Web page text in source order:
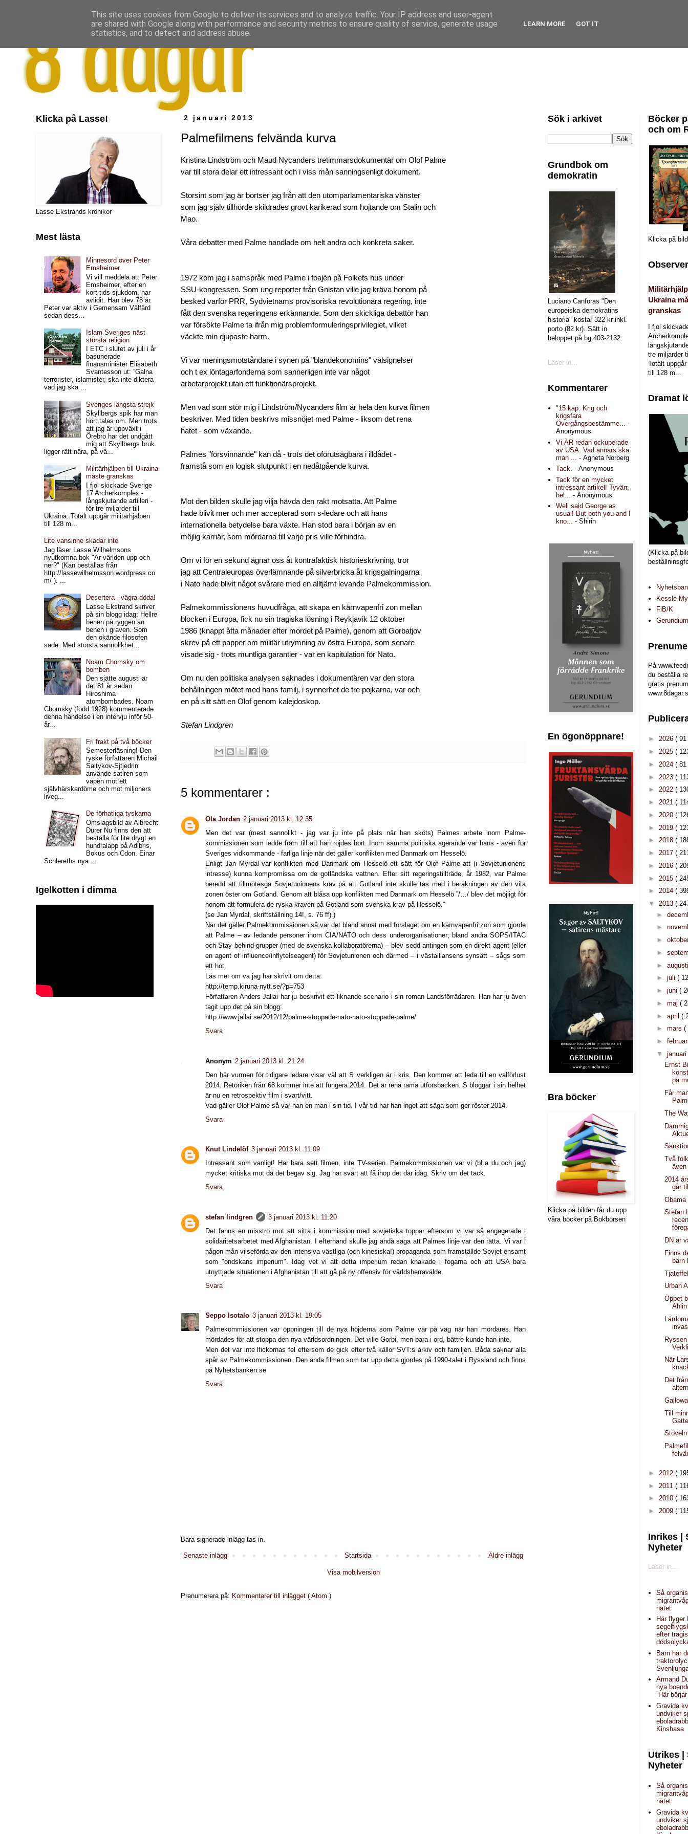
2 januari 2013
Palmefilmens felvända kurva
Kristina Lindström och Maud Nycanders tretimmarsdokumentär om Olof Palme
var till stora delar ett intressant och i viss mån sanningsenligt dokument.
Storsint som jag är bortser jag från att den utomparlamentariska vänster
som jag själv tillhörde skildrades grovt karikerad som hojtande om Stalin och
Mao.
Våra debatter med Palme handlade om helt andra och konkreta saker.
1972 kom jag i samspråk med Palme i foajén på Folkets hus under
SSU-kongressen. Som ung reporter från Gnistan ville jag kräva honom på
besked varför PRR, Sydvietnams provisoriska revolutionära regering, inte
fått den svenska regeringens erkännande. Som den skickliga debattör han
var försökte Palme ta ifrån mig problemformuleringsprivilegiet, vilket
väckte min djupaste harm.
Vi var meningsmotståndare i synen på "blandekonomins" välsignelser
och t ex löntagarfonderna som sannerligen inte var något
arbetarprojekt utan ett funktionärsprojekt.
Men vad som stör mig i Lindström/Nycanders film är hela den kurva filmen
beskriver. Med tiden beskrivs missnöjet med Palme - liksom det rena
hatet - som växande.
Palmes "försvinnande" kan då - trots det oförutsägbara i illdådet -
framstå som en logisk slutpunkt i en nedåtgående kurva.
Mot den bilden skulle jag vilja hävda den rakt motsatta. Att Palme
hade blivit mer och mer accepterad som s-ledare och att hans
internationella betydelse bara växte. Han stod bara i början av en
möjlig karriär, som mördarna till varje pris ville förhindra.
Om vi för en sekund ägnar oss åt kontrafaktisk historieskrivning, tror
jag att Centraleuropas överlämnande på silverbricka åt krigsgalningarna
i Nato hade blivit något svårare med en alltjämt levande Palmekommission.
Palmekommissionens huvudfråga, att skapa en kärnvapenfri zon mellan
blocken i Europa, fick nu sin tragiska lösning i Reykjavik 12 oktober
1986 (knappt åtta månader efter mordet på Palme), genom att Gorbatjov
skrev på ett papper om militär utrymning av östra Europa, som senare
visade sig - trots muntliga garantier - var en kapitulation för Nato.
Om nu den politiska analysen saknades i dokumentären var den stora
behållningen mötet med hans familj, i synnerhet de tre pojkarna, var och
en på sitt sätt en Olof genom kalejdoskop.
Stefan Lindgren
5 kommentarer :
Ola Jordan 2 januari 2013 kl. 12:35
Men det var (mest sannolikt - jag var ju inte på plats när han sköts) Palmes arbete inom Palme-
kommissionen som ledde fram till att han röjdes bort. Inom samma politiska agerande var hans - även för
Sveriges vidkommande - farliga linje när det gäller konflikten med Danmark om Hesselö.
Enligt Jan Myrdal var konflikten med Danmark om Hesselö ett sätt för Olof Palme att (i Sovjetunionens
intresse) kunna kompromissa om de gotländska vattnen. Efter sitt regeringstillträde, år 1982, var Palme
beredd att tillmötesgå Sovjetunionens krav på att Gotland inte skulle tas med i beräkningen av den vita
zonen öster om Gotland. Genom att blåsa upp konflikten med Danmark om Hesselö ”/…/ blev det möjligt för
honom att formulera de ryska kraven på Gotland som svenska krav på Hesselö.”
(se Jan Myrdal, skriftställning 14!, s. 76 ff).)
När det gäller Palmekommissionen så var det bland annat med förslaget om en kärnvapenfri zon som gjorde
att Palme – av ledande personer inom CIA/NATO och dess underorganisationer; bland andra SOPS/ITAC
och Stay behind-grupper (med de svenska kollaboratörerna) – blev sedd antingen som en direkt agent (eller
en agent of influence/inflytelseagent) för Sovjetunionen och därmed – i västalliansens synsätt – sågs som
ett hot.
Läs mer om va jag har skrivit om detta:
http://temp.kiruna-nytt.se/?p=753
Författaren Anders Jallai har ju beskrivit ett liknande scenario i sin roman Landsförrädaren. Han har ju även
tagit upp det på sin blogg:
http://www.jallai.se/2012/12/palme-stoppade-nato-nato-stoppade-palme/
Svara
Anonym 2 januari 2013 kl. 21:24
Den här vurmen för tidigare ledare visar väl att S verkligen är i kris. Den kommer att leda till en valförlust
2014. Retöriken från 68 kommer inte att fungera 2014. Det är rena rama utförsbacken. S bloggar i sin helhet
är nu en retrospektiv film i svart/vitt.
Vad gäller Olof Palme så var han en man i sin tid. I vår tid har han inget att säga som ger röster 2014.
Svara
Knut Lindelöf 3 januari 2013 kl. 11:09
Intressant som vanligt! Har bara sett filmen, inte TV-serien. Palmekommissionen var vi (bl a du och jag)
mycket kritiska mot då det begav sig. Jag har svårt att få ihop det där idag. Skriv om det tack.
Svara
stefan lindgren
3 januari 2013 kl. 11:20
Det fanns en misstro mot att sitta i kommission med sovjetiska toppar eftersom vi var så engagerade i
solidaritetsarbetet med Afghanistan. I efterhand skulle jag ändå säga att Palmes linje var den rätta. Vi var i
någon mån vilseförda av den intensiva västliga (och kinesiska!) propaganda som framställde Sovjet ensamt
som "ondskans imperium". Idag vet vi att detta imperium redan knakade i fogarna och att USA bara
utnyttjade situationen i Afghanistan till att gå på ny offensiv för världsherravälde.
Svara
Seppo Isotalo 3 januari 2013 kl. 19:05
Palmekommissionen var öppningen till de nya höjderna som Palme var på väg när han mördares. Han
mördades för att stoppa den nya världsordningen. Det ville Gorbi, men bara i ord, bättre kunde han inte.
Men det var inte lfickornas fel eftersom de gick efter två källor SVT:s arkiv och familjen. Båda saknar alla
spår av Palmekommissionen. Den ända filmen som tar upp detta gjordes på 1990-talet i Ryssland och finns
på Nyhetsbanken.se
Svara
Bara signerade inlägg tas in.
Senaste inlägg Äldre inlägg
Startsida
Visa mobilversion
Prenumerera på: Kommentarer till inlägget ( Atom )
Klicka på Lasse!
Lasse Ekstrands krönikor
Mest lästa
Minnesord över Peter
Emsheimer
Vi vill meddela att Peter
Emsheimer, efter en
kort tids sjukdom, har
avlidit. Han blev 78 år.
Peter var aktiv i Gemensam Välfärd
sedan dess...
Islam Sveriges näst
största religion
I ETC i slutet av juli i år
basunerade
finansminister Elisabeth
Svantesson ut: ”Galna
terrorister, islamister, ska inte diktera
vad jag ska ...
Sveriges längsta strejk
Skyllbergs spik har man
hört talas om. Men trots
att jag är uppväxt i
Örebro har det undgått
mig att Skyllbergs bruk
ligger rätt nära, på vä...
Militärhjälpen till Ukraina
måste granskas
I fjol skickade Sverige
17 Archerkomplex -
långskjutande artilleri -
för tre miljarder till
Ukraina. Totalt uppgår militärhjälpen
till 128 m...
Lite vansinne skadar inte
Jag läser Lasse Wilhelmsons
nyutkomna bok "Är världen upp och
ner?" (Kan beställas från
http://lassewilhelmsson.wordpress.co
m/ ). ...
Desertera - vägra döda!
Lasse Ekstrand skriver
på sin blogg idag: Hellre
benen på ryggen än
benen i graven. Som
den okände filosofen
sade. Med största sannolikhet...
Noam Chomsky om
bomben
Den sjätte augusti är
det 81 år sedan
Hiroshima
atombombades. Noam
Chomsky (född 1928) kommenterade
denna händelse i en intervju inför 50-
år...
Fri frakt på två böcker
Semesterläsning! Den
ryske författaren Michail
Saltykov-Sjtjedrin
använde satiren som
vapen mot ett
självhärskardöme och mot miljoners
liveg...
De förhatliga tyskarna
Omslagsbild av Albrecht
Dürer Nu finns den att
beställa för lite drygt en
hundralapp på Adlbris,
Bokus och Cdon. Einar
Schlereths nya ...
Igelkotten i dimma
Sök i arkivet
Grundbok om
demokratin
Luciano Canforas "Den
europeiska demokratins
historia" kostar 322 kr inkl.
porto (82 kr). Sätt in
beloppet på bg 403-2132.
Läser in...
Kommentarer
"15 kap. Krig och
krigsfara
Övergångsbestämme... -
Anonymous
Vi ÄR redan ockuperade
av USA. Vad annars ska
man ...
- Agneta Norberg
Tack. - Anonymous
Tack för en mycket
intressant artikel! Tyvärr,
hel...
- Anonymous
Well said George as
usual! But both you and I
kno... - Shirin
En ögonöppnare!
Bra böcker
Klicka på bilden får du upp
våra böcker på Bokbörsen
Böcker
och om
Klicka på
Ukraina
granskas
I fjol
tre miljarder
Totalt
till 128 m...
Dramat
(Klicka på
Kessle-
FiB/K
På
du beställa
gratis
► 2026 ( 91
► 2025 (
► 2024 ( 81
► 2023 (
► 2022 (
► 2021 (
► 2020 (
► 2019 (
► 2018 (
► 2017 (
► 2016 (
► 2015 (
► 2014 (
▼ 2013 (
►
►
►
►
►
► juli (
► juni (
► maj (
► april (
► mars (
►
▼ januari
Ernst
på
Får
The
Två
2014
går
Stefan
DN är
Finns
barn
Urban
Öppet
Ahlin
När
Det
Till
► 2012 (
► 2011 (
► 2010 (
► 2009 (
Inrikes |
Nyheter
Läser in...
Så
nätet
Här flyger
efter
Barn har
Armand
nya
”Här
Gravida
undviker
Kinshasa
Utrikes |
Nyheter
Så
nätet
Gravida
undviker
This site uses cookies from Google to deliver its services and to analyze traffic. Your IP address and user-agent
are shared with Google along with performance and security metrics to ensure quality of service, generate usage
statistics, and to detect and address abuse.
LEARN MORE GOT IT